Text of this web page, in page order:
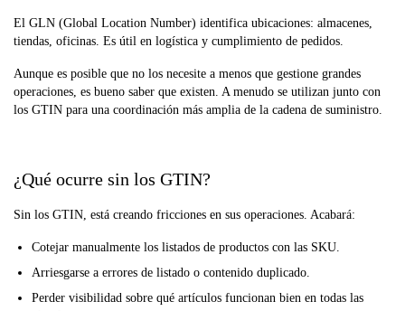
El GLN (Global Location Number) identifica ubicaciones: almacenes,
tiendas, oficinas. Es útil en logística y cumplimiento de pedidos.
Aunque es posible que no los necesite a menos que gestione grandes
operaciones, es bueno saber que existen. A menudo se utilizan junto con
los GTIN para una coordinación más amplia de la cadena de suministro.
¿Qué ocurre sin los GTIN?
Sin los GTIN, está creando fricciones en sus operaciones. Acabará:
Cotejar manualmente los listados de productos con las SKU.
Arriesgarse a errores de listado o contenido duplicado.
Perder visibilidad sobre qué artículos funcionan bien en todas las